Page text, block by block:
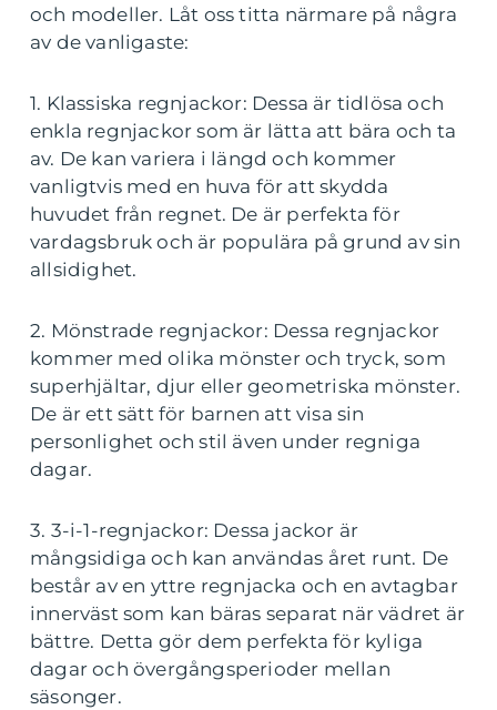
och modeller. Låt oss titta närmare på några
av de vanligaste:
1. Klassiska regnjackor: Dessa är tidlösa och
enkla regnjackor som är lätta att bära och ta
av. De kan variera i längd och kommer
vanligtvis med en huva för att skydda
huvudet från regnet. De är perfekta för
vardagsbruk och är populära på grund av sin
allsidighet.
2. Mönstrade regnjackor: Dessa regnjackor
kommer med olika mönster och tryck, som
superhjältar, djur eller geometriska mönster.
De är ett sätt för barnen att visa sin
personlighet och stil även under regniga
dagar.
3. 3-i-1-regnjackor: Dessa jackor är
mångsidiga och kan användas året runt. De
består av en yttre regnjacka och en avtagbar
innerväst som kan bäras separat när vädret är
bättre. Detta gör dem perfekta för kyliga
dagar och övergångsperioder mellan
säsonger.